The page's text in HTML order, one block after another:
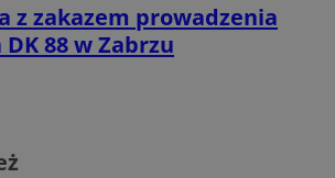
z zakazem prowadzenia
88 w Zabrzu